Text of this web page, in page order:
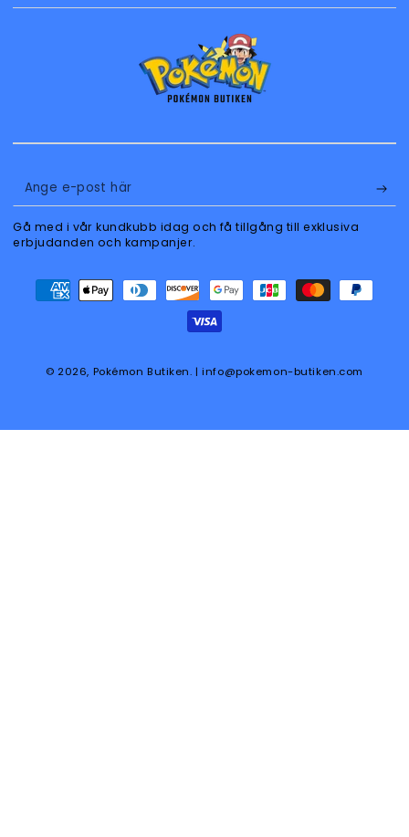
Ange
e-
post
Gå med i vår kundkubb idag och få tillgång till exklusiva
erbjudanden och kampanjer.
© 2026, Pokémon Butiken. | info@pokemon-butiken.com
Betalningsmetoder